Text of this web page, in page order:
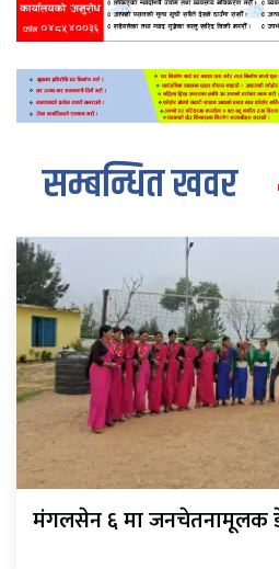
सम्बन्धित खवर
मंगलसेन ६ मा जनचेतनामूलक